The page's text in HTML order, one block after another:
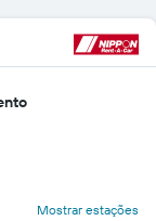
Mostrar estações